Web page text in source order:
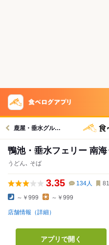
鹿屋・垂水グルメへ
鴨池・垂水フェリー 南
うどん､ そば
3.35 134人
～￥999 ～￥999
店舗情報（詳細）
アプリで開く